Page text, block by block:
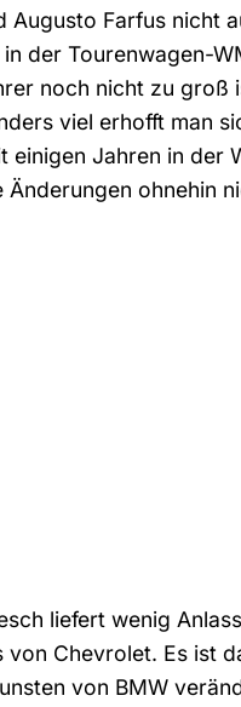
Augusto Farfus nicht
der Tourenwagen-
noch nicht zu groß
viel erhofft man
einigen Jahren in der
ohnehin
liefert wenig
Chevrolet. Es ist
von BMW